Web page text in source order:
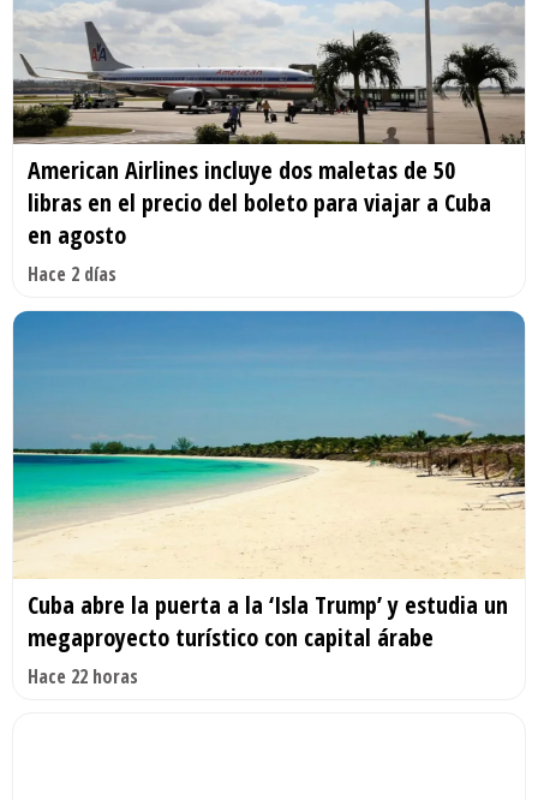
American Airlines incluye dos maletas de 50
libras en el precio del boleto para viajar a Cuba
en agosto
Hace 2 días
Cuba abre la puerta a la ‘Isla Trump’ y estudia un
megaproyecto turístico con capital árabe
Hace 22 horas